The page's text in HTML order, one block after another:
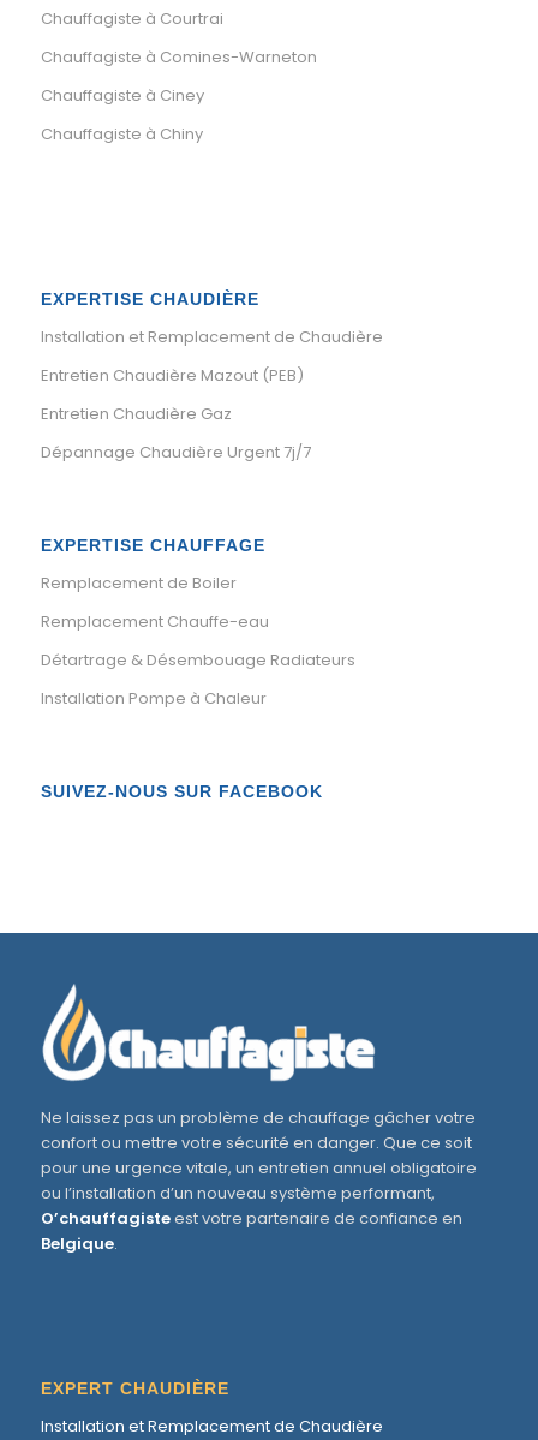
Chauffagiste à Courtrai
Chauffagiste à Comines-Warneton
Chauffagiste à Ciney
Chauffagiste à Chiny
EXPERTISE CHAUDIÈRE
Installation et Remplacement de Chaudière
Entretien Chaudière Mazout (PEB)
Entretien Chaudière Gaz
Dépannage Chaudière Urgent 7j/7
EXPERTISE CHAUFFAGE
Remplacement de Boiler
Remplacement Chauffe-eau
Détartrage & Désembouage Radiateurs
Installation Pompe à Chaleur
SUIVEZ-NOUS SUR FACEBOOK
Ne laissez pas un problème de chauffage gâcher votre
confort ou mettre votre sécurité en danger. Que ce soit
pour une urgence vitale, un entretien annuel obligatoire
ou l’installation d’un nouveau système performant,
O’chauffagisteest votre partenaire de confiance en
Belgique.
EXPERT CHAUDIÈRE
Installation et Remplacement de Chaudière